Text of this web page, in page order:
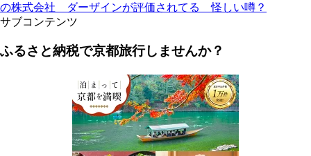
の株式会社 ダーザインが評価されてる 怪しい噂？
サブコンテンツ
ふるさと納税で京都旅行しませんか？